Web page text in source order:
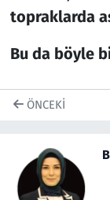
topraklarda
Bu da böyle
ÖNCEKI